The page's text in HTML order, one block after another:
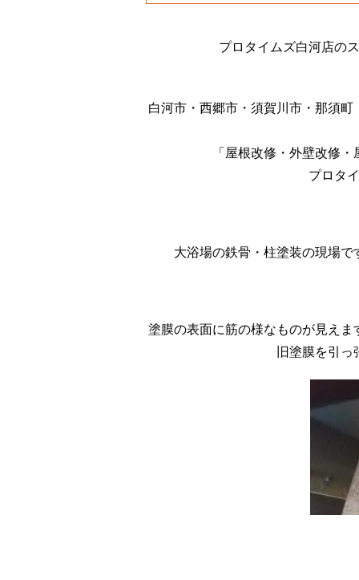
プロタイムズ白河店の
白河市・西郷市・須賀川市・那須
「屋根改修・外壁改修
プロタ
大浴場の鉄骨・柱塗装の現場
塗膜の表面に筋の様なものが見え
旧塗膜を引